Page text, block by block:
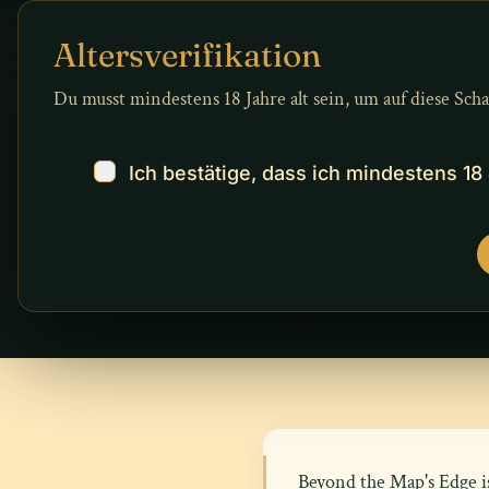
Zum Inhalt springen
Beyond the Map's Edge
Altersverifikation
Du musst mindestens 18 Jahre alt sein, um auf diese
Ich bestätige, dass ich mindestens
Beyond the Map's